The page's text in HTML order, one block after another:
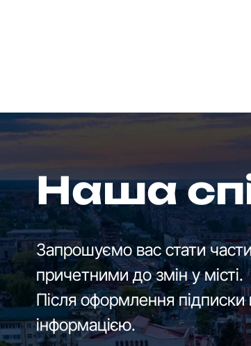
Наша
Запрошуємо вас стати
причетними до змін у місті.
Після оформлення
інформацією.